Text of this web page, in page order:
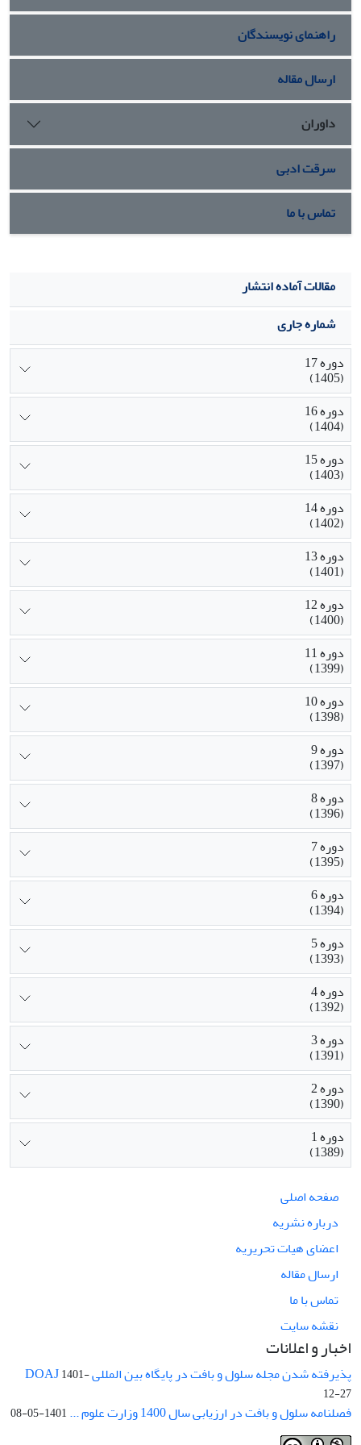
نتیجه‌گیری: داروی گاباپنتین در موش در طی مراحل ارگانوژنز
سبب جذب جنین، کاهش وزن و طول سری-دمی رویان می شود.
همچنین ناهنجاری‌هایی مانند هموراژی و تیروئید فولیکولار را نیز
در دورة جنینی القا می نماید.
راهنمای نویسندگان
ارسال مقاله
داوران
سرقت ادبی
تماس با ما
مقالات آماده انتشار
شماره جاری
دوره 17
(1405)
دوره 16
(1404)
دوره 15
(1403)
دوره 14
(1402)
دوره 13
(1401)
دوره 12
(1400)
دوره 11
(1399)
دوره 10
(1398)
دوره 9
(1397)
دوره 8
(1396)
دوره 7
(1395)
دوره 6
(1394)
دوره 5
(1393)
دوره 4
(1392)
دوره 3
(1391)
دوره 2
(1390)
دوره 1
(1389)
صفحه اصلی
درباره نشریه
اعضای هیات تحریریه
ارسال مقاله
تماس با ما
نقشه سایت
اخبار و اعلانات
پذیرفته شدن مجله سلول و بافت در پایگاه بین المللی DOAJ1401-
12-27
فصلنامه سلول و بافت در ارزیابی سال 1400 وزارت علوم ... 1401-05-08